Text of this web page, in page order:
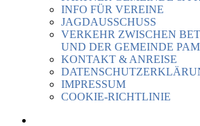
INFO FÜR VEREINE
JAGDAUSSCHUSS
VERKEHR ZWISCHEN
UND DER GEMEINDE
KONTAKT & ANREISE
IMPRESSUM
COOKIE-RICHTLINIE